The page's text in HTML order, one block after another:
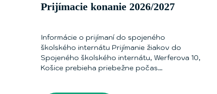
Prijímacie konanie 2026/2027
Informácie o prijímaní do spojeného
školského internátu Prijímanie žiakov do
Spojeného školského internátu, Werferova 10,
Košice prebieha priebežne počas